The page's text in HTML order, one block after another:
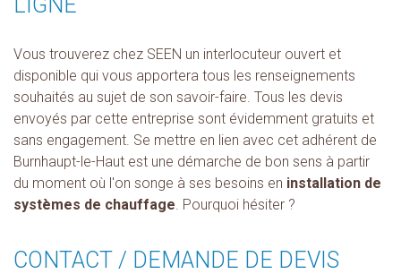
Vous trouverez chez SEEN un interlocuteur ouvert et
disponible qui vous apportera tous les renseignements
souhaités au sujet de son savoir-faire. Tous les devis
envoyés par cette entreprise sont évidemment gratuits et
sans engagement. Se mettre en lien avec cet adhérent de
Burnhaupt-le-Haut est une démarche de bon sens à partir
du moment où l'on songe à ses besoins en installation de
systèmes de chauffage . Pourquoi hésiter ?
CONTACT / DEMANDE DE DEVIS